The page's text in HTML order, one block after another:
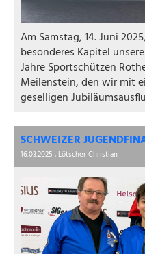
Am Samstag, 14. Juni
besonderes Kapitel
Jahre Sportschützen
Meilenstein, den wir mit
geselligen
SCHWEIZER
16.03.2025 , Lötscher Christian